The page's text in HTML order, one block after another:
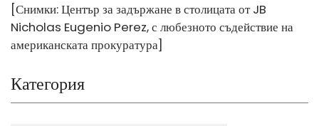
[Снимки: Център за задържане в столицата от JB
Nicholas Eugenio Perez, с любезното съдействие на
американската прокуратура]
Категория